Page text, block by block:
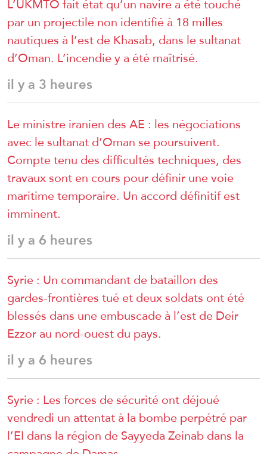
par un projectile non identifié à 18 milles
nautiques à l’est de Khasab, dans le sultanat
d’Oman. L’incendie y a été maîtrisé.
il y a 3 heures
Le ministre iranien des AE : les négociations
avec le sultanat d’Oman se poursuivent.
Compte tenu des difficultés techniques, des
travaux sont en cours pour définir une voie
maritime temporaire. Un accord définitif est
imminent.
il y a 6 heures
Syrie : Un commandant de bataillon des
gardes-frontières tué et deux soldats ont été
blessés dans une embuscade à l’est de Deir
Ezzor au nord-ouest du pays.
il y a 6 heures
Syrie : Les forces de sécurité ont déjoué
vendredi un attentat à la bombe perpétré par
l’EI dans la région de Sayyeda Zeinab dans la